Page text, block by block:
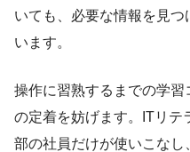
いても、必要な情報を見
います。
操作に習熟するまでの学
の定着を妨げます。ITリテ
部の社員だけが使いこな